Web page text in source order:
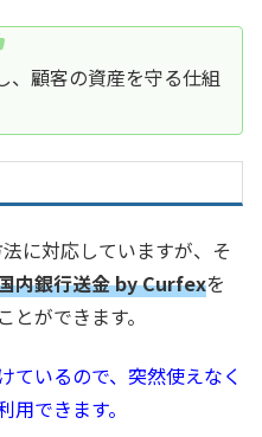
、顧客の資産を守る仕組
に対応していますが、そ
内銀行送金 by Curfexを
ができます。
いるので、突然使えなく
できます。